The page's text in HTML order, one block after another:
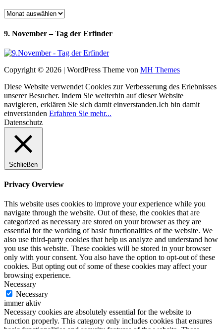
Archiv
9. November – Tag der Erfinder
Copyright © 2026 | WordPress Theme von MH Themes
Diese Website verwendet Cookies zur Verbesserung des Erlebnisses
unserer Besucher. Indem Sie weiterhin auf dieser Website
navigieren, erklären Sie sich damit einverstanden.Ich bin damit
einverstanden Erfahren Sie mehr...
Datenschutz
Schließen
Privacy Overview
This website uses cookies to improve your experience while you
navigate through the website. Out of these, the cookies that are
categorized as necessary are stored on your browser as they are
essential for the working of basic functionalities of the website. We
also use third-party cookies that help us analyze and understand how
you use this website. These cookies will be stored in your browser
only with your consent. You also have the option to opt-out of these
cookies. But opting out of some of these cookies may affect your
browsing experience.
Necessary
Necessary
immer aktiv
Necessary cookies are absolutely essential for the website to
function properly. This category only includes cookies that ensures